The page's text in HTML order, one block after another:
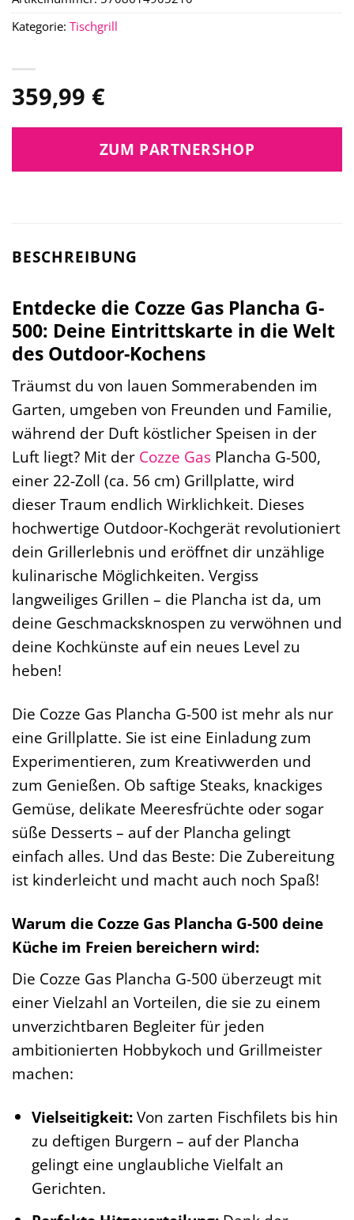
359,99 €
ZUM PARTNERSHOP
Kategorie: Tischgrill
BESCHREIBUNG
Entdecke die Cozze Gas Plancha G-
500: Deine Eintrittskarte in die Welt
des Outdoor-Kochens
Träumst du von lauen Sommerabenden im
Garten, umgeben von Freunden und Familie,
während der Duft köstlicher Speisen in der
Luft liegt? Mit der Cozze Gas Plancha G-500,
einer 22-Zoll (ca. 56 cm) Grillplatte, wird
dieser Traum endlich Wirklichkeit. Dieses
hochwertige Outdoor-Kochgerät revolutioniert
dein Grillerlebnis und eröffnet dir unzählige
kulinarische Möglichkeiten. Vergiss
langweiliges Grillen – die Plancha ist da, um
deine Geschmacksknospen zu verwöhnen und
deine Kochkünste auf ein neues Level zu
heben!
Die Cozze Gas Plancha G-500 ist mehr als nur
eine Grillplatte. Sie ist eine Einladung zum
Experimentieren, zum Kreativwerden und
zum Genießen. Ob saftige Steaks, knackiges
Gemüse, delikate Meeresfrüchte oder sogar
süße Desserts – auf der Plancha gelingt
einfach alles. Und das Beste: Die Zubereitung
ist kinderleicht und macht auch noch Spaß!
Warum die Cozze Gas Plancha G-500 deine
Küche im Freien bereichern wird:
Die Cozze Gas Plancha G-500 überzeugt mit
einer Vielzahl an Vorteilen, die sie zu einem
unverzichtbaren Begleiter für jeden
ambitionierten Hobbykoch und Grillmeister
machen:
Vielseitigkeit:Von zarten Fischfilets bis hin
zu deftigen Burgern – auf der Plancha
gelingt eine unglaubliche Vielfalt an
Gerichten.